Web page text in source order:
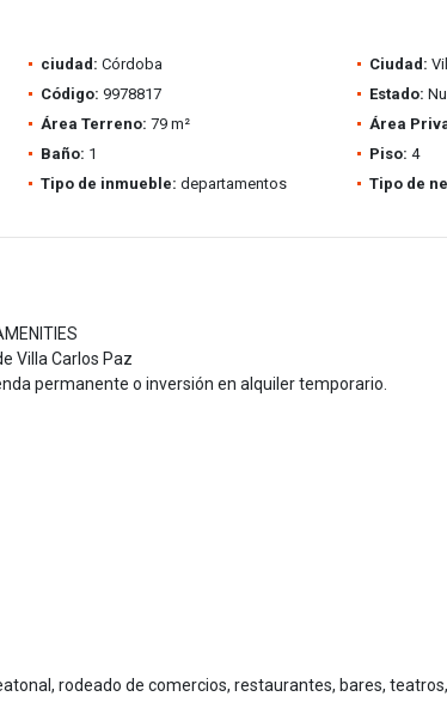
ciudad: Córdoba Ciudad:
Código: 9978817 Estado:
Área Terreno: 79 m² Área
Baño: 1 Piso: 4
Tipo de inmueble: departamentos Tipo de
Villa Carlos Paz
permanente o inversión en alquiler temporario.
rodeado de comercios, restaurantes, bares,